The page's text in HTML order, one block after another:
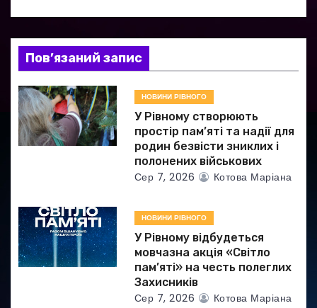
а
п
и
с
і
Пов’язаний запис
НОВИНИ РІВНОГО
У Рівному створюють
простір пам’яті та надії для
родин безвісти зниклих і
полонених військових
Сер 7, 2026 Котова Маріана
НОВИНИ РІВНОГО
У Рівному відбудеться
мовчазна акція «Світло
пам’яті» на честь полеглих
Захисників
Сер 7, 2026 Котова Маріана